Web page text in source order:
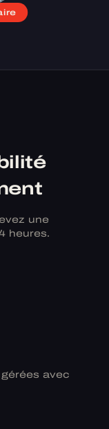
une
heures.
avec